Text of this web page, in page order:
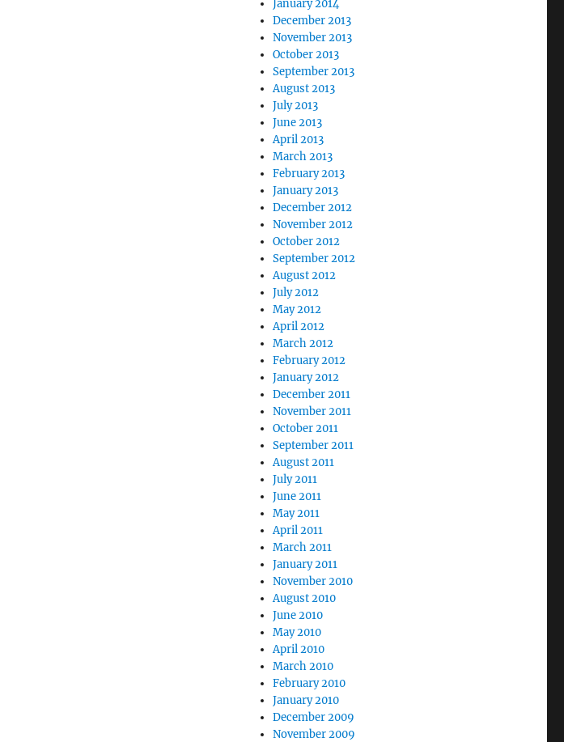
January 2014
December 2013
November 2013
October 2013
September 2013
August 2013
July 2013
June 2013
April 2013
March 2013
February 2013
January 2013
December 2012
November 2012
October 2012
September 2012
August 2012
July 2012
May 2012
April 2012
March 2012
February 2012
January 2012
December 2011
November 2011
October 2011
September 2011
August 2011
July 2011
June 2011
May 2011
April 2011
March 2011
January 2011
November 2010
August 2010
June 2010
May 2010
April 2010
March 2010
February 2010
January 2010
December 2009
November 2009